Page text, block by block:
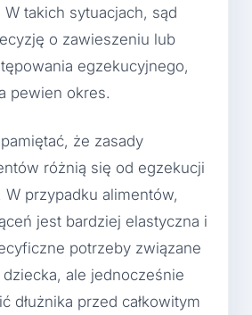
W takich sytuacjach, sąd
o zawieszeniu lub
egzekucyjnego,
pewien okres.
że zasady
różnią się od egzekucji
W przypadku alimentów,
jest bardziej elastyczna i
potrzeby związane
ale jednocześnie
dłużnika przed całkowitym